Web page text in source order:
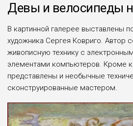
Девы и велосипеды
В картинной галерее выставлены
художника Сергея Ковриго. Автор
живописную технику с
элементами компьютеров. Кроме
представлены и необычные
сконструированные мастером.